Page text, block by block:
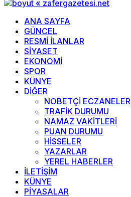
ANA SAYFA
GÜNCEL
RESMİ İLANLAR
SİYASET
EKONOMİ
SPOR
KÜNYE
DİĞER
NÖBETÇİ ECZANELER
TRAFİK DURUMU
NAMAZ VAKİTLERİ
PUAN DURUMU
HİSSELER
YAZARLAR
YEREL HABERLER
İLETİŞİM
KÜNYE
PİYASALAR